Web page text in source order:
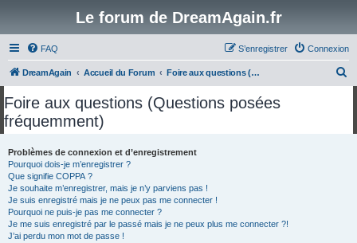
Le forum de DreamAgain.fr
FAQ Connexion
S’enregistrer
DreamAgain Accueil du Forum Foire aux questions (Questions posées fréquemment)
Foire aux questions (Questions posées
fréquemment)
Problèmes de connexion et d’enregistrement
Pourquoi dois-je m’enregistrer ?
Que signifie COPPA ?
Je souhaite m’enregistrer, mais je n’y parviens pas !
Je suis enregistré mais je ne peux pas me connecter !
Pourquoi ne puis-je pas me connecter ?
Je me suis enregistré par le passé mais je ne peux plus me connecter ?!
J’ai perdu mon mot de passe !